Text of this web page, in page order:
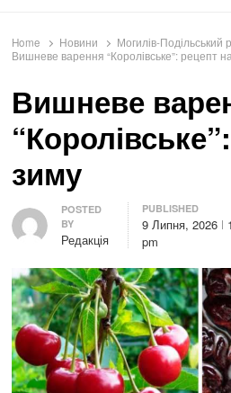
Home Новини
Могилів-Подільський
Вишневе варення “Королівське”: рецепт
Вишневе
зиму
Author
POSTED
BY
Редакція
PUBLISHED
9 Липня, 2026
pm